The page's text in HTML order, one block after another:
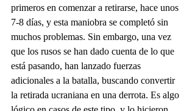
primeros en comenzar a retirarse, hace unos
7-8 días, y esta maniobra se completó sin
muchos problemas. Sin embargo, una vez
que los rusos se han dado cuenta de lo que
está pasando, han lanzado fuerzas
adicionales a la batalla, buscando convertir
la retirada ucraniana en una derrota. Es algo